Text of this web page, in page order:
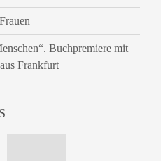
Buchpremiere mit
Frankfurt